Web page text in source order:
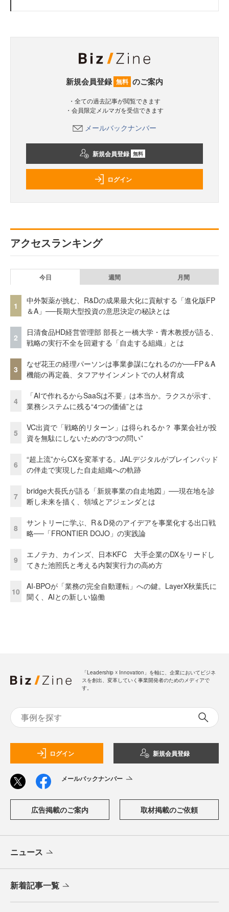
新規会員登録 無料 のご案内
・全ての過去記事が閲覧できます
・会員限定メルマガを受信できます
メールバックナンバー
新規会員登録 無料
ログイン
アクセスランキング
今日 週間 月間
1
中外製薬が挑む、R&Dの成果最大化に貢献する「進化版FP
＆A」──長期大型投資の意思決定の秘訣とは
2
日清食品HD経営管理部 部長と一橋大学・青木教授が語る、
戦略の実行不全を回避する「自走する組織」とは
3
なぜ花王の経理パーソンは事業参謀になれるのか──FP＆A
機能の再定義、タフアサインメントでの人材育成
4
「AIで作れるからSaaSは不要」は本当か。ラクスが示す、
業務システムに残る“4つの価値”とは
5
VC出資で「戦略的リターン」は得られるか？ 事業会社が投
資を無駄にしないための“3つの問い”
6
“超上流”からCXを変革する。JALデジタルがブレインパッド
の伴走で実現した自走組織への軌跡
7
bridge大長氏が語る「新規事業の自走地図」──現在地を診
断し未来を描く、領域とアジェンダとは
8
サントリーに学ぶ、R＆D発のアイデアを事業化する出口戦
略──「FRONTIER DOJO」の実践論
9
エノテカ、カインズ、日本KFC 大手企業のDXをリードし
てきた池照氏と考える内製実行力の高め方
10
AI-BPOが「業務の完全自動運転」への鍵。LayerX秋葉氏に
聞く、AIとの新しい協働
「Leadership ☓ Innovation」を軸に、企業においてビジネ
スを創出、変革していく事業開発者のためのメディアで
す。
ログイン 新規会員登録
メールバックナンバー
広告掲載のご案内 取材掲載のご依頼
ニュース
新着記事一覧